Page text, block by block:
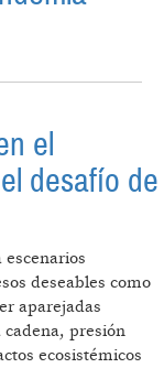
EN
DE GUERRA Y
el
desafío de
deseables como
aparejadas
presión
ecosistémicos